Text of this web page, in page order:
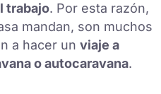
trabajo. Por esta razón,
mandan, son muchos
a hacer un viaje a
o autocaravana.